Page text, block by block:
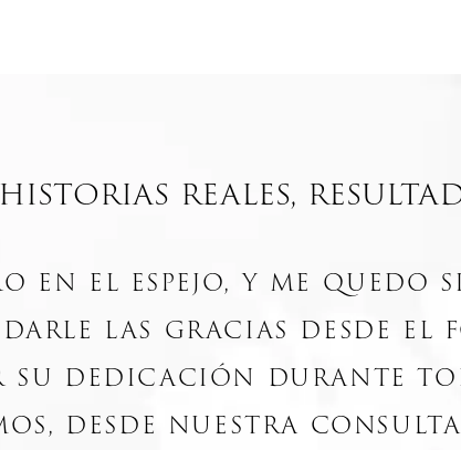
reales,
en el espejo, y me quedo
darle las gracias desde el
su dedicación durante
desde nuestra